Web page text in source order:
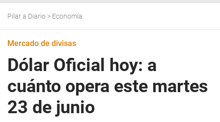
Pilar a Diario > Economía
Mercado de divisas
Dólar Oficial hoy: a
cuánto opera este martes
23 de junio